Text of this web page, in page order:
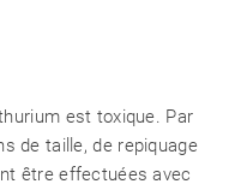
est toxique. Par
de taille, de repiquage
être effectuées avec